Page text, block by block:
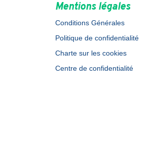
Mentions légales
Conditions Générales
Politique de confidentialité
Charte sur les cookies
Centre de confidentialité